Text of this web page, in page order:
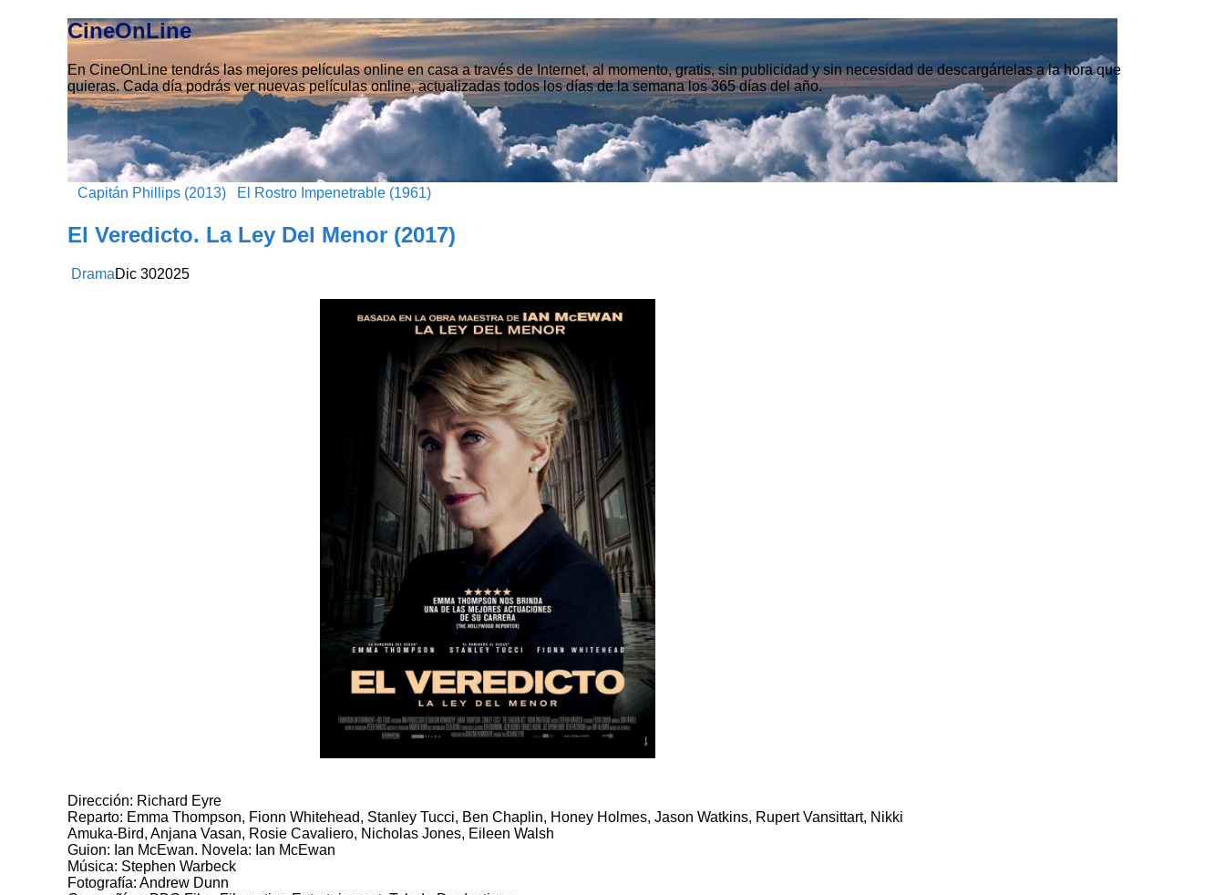
CineOnLine
En CineOnLine tendrás las mejores películas online en casa a través de Internet, al momento, gratis, sin publicidad y sin necesidad de descargártelas a la hora que
quieras. Cada día podrás ver nuevas películas online, actualizadas todos los días de la semana los 365 días del año.
Capitán Phillips (2013) El Rostro Impenetrable (1961)
El Veredicto. La Ley Del Menor (2017)
DramaDic 302025
Dirección: Richard Eyre
Reparto: Emma Thompson, Fionn Whitehead, Stanley Tucci, Ben Chaplin, Honey Holmes, Jason Watkins, Rupert Vansittart, Nikki
Amuka-Bird, Anjana Vasan, Rosie Cavaliero, Nicholas Jones, Eileen Walsh
Guion: Ian McEwan. Novela: Ian McEwan
Música: Stephen Warbeck
Fotografía: Andrew Dunn